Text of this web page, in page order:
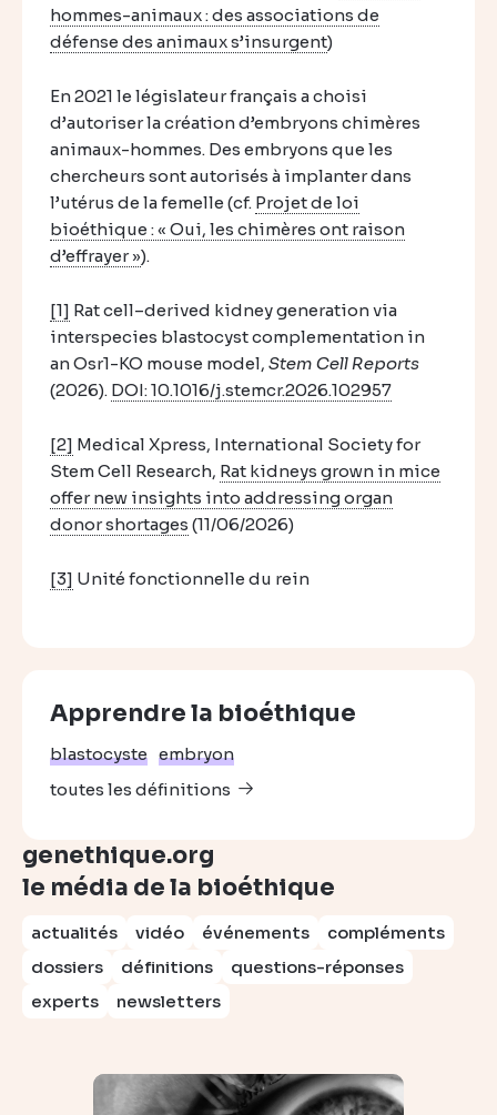
hommes-animaux : des associations de
défense des animaux s’insurgent)
En 2021 le législateur français a choisi
d’autoriser la création d’embryons chimères
animaux-hommes. Des embryons que les
chercheurs sont autorisés à implanter dans
l’utérus de la femelle (cf. Projet de loi
bioéthique : « Oui, les chimères ont raison
d’effrayer »).
[1] Rat cell–derived kidney generation via
interspecies blastocyst complementation in
an Osr1-KO mouse model, Stem Cell Reports
(2026). DOI: 10.1016/j.stemcr.2026.102957
[2] Medical Xpress, International Society for
Stem Cell Research, Rat kidneys grown in mice
offer new insights into addressing organ
donor shortages (11/06/2026)
[3] Unité fonctionnelle du rein
Apprendre la bioéthique
blastocyste embryon
toutes les définitions
genethique.org
le média de la bioéthique
actualités vidéo événements
compléments
dossiers
définitions
questions-réponses
experts
newsletters